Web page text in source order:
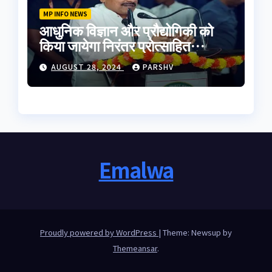
MP INFO NEWS
आधुनिक विज्ञान और प्रौद्योगिकी को
किया जायेगा निरंतर प्रोत्साहित
-मुख्यमंत्री डॉ. यादव
AUGUST 28, 2024 PARSHV
Emalwa
Proudly powered by WordPress | Theme: Newsup by
Themeansar.